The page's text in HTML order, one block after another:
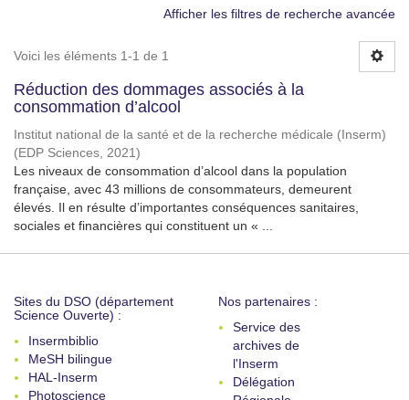
Afficher les filtres de recherche avancée
Voici les éléments 1-1 de 1
Réduction des dommages associés à la
consommation d’alcool
Institut national de la santé et de la recherche médicale (Inserm)
(EDP Sciences, 2021)
Les niveaux de consommation d’alcool dans la population
française, avec 43 millions de consommateurs, demeurent
élevés. Il en résulte d’importantes conséquences sanitaires,
sociales et financières qui constituent un « ...
Sites du DSO (département
Science Ouverte) :
Insermbiblio
MeSH bilingue
HAL-Inserm
Photoscience
Nos partenaires :
Service des
archives de
l'Inserm
Délégation